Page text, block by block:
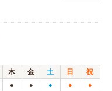
木 金 土 日
祝
● ● ● ● ●